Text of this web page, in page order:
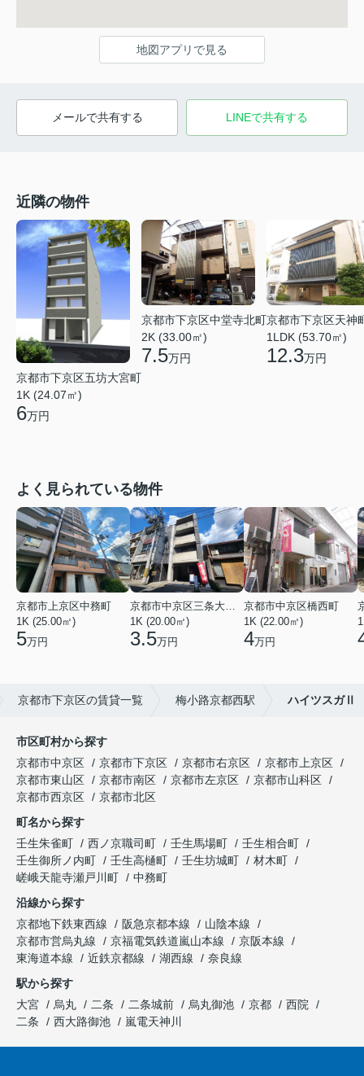
地図アプリで見る
メールで共有する LINEで共有する
近隣の物件
京都市下京区五坊大宮町
1K (24.07㎡)
6万円
京都市下京区中堂寺北町
2K (33.00㎡)
7.5万円
京都市下京区天神
1LDK (53.70㎡)
12.3万円
よく見られている物件
京都市上京区中務町
1K (25.00㎡)
5万円
京都市中京区三条大宮町
1K (20.00㎡)
3.5万円
京都市中京区橋西町
1K (22.00㎡)
4万円
京都市下京区の賃貸一覧 梅小路京都西駅 ハイツスガⅡ
市区町村から探す
京都市中京区
京都市下京区 京都市右京区
京都市上京区
京都市東山区
京都市南区 京都市左京区
京都市山科区
京都市西京区
京都市北区
町名から探す
壬生朱雀町
西ノ京職司町 壬生馬場町
壬生相合町
壬生御所ノ内町
壬生高樋町 壬生坊城町
材木町
嵯峨天龍寺瀬戸川町
中務町
沿線から探す
京都地下鉄東西線
阪急京都本線
山陰本線
京都市営烏丸線
京福電気鉄道嵐山本線
京阪本線
東海道本線
近鉄京都線 湖西線
奈良線
駅から探す
大宮
烏丸 二条 二条城前 烏丸御池 京都
西院
二条
西大路御池 嵐電天神川